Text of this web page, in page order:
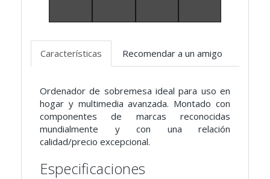
Características Recomendar a un amigo
Ordenador de sobremesa ideal para uso en
hogar y multimedia avanzada. Montado con
componentes de marcas reconocidas
mundialmente y con una relación
calidad/precio excepcional.
Especificaciones